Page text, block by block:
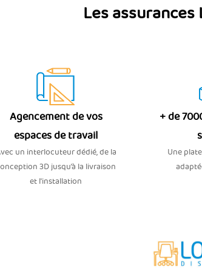
Les
Agencement de vos
espaces de travail
un interlocuteur dédié, de la
3D jusqu’à la livraison
et l'installation
+ de
Une